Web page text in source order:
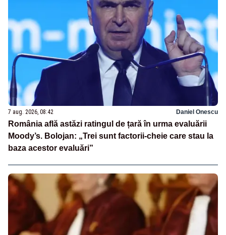
7 aug. 2026, 08:42 Daniel Onescu
România află astăzi ratingul de țară în urma evaluării
Moody’s. Bolojan: „Trei sunt factorii-cheie care stau la
baza acestor evaluări”